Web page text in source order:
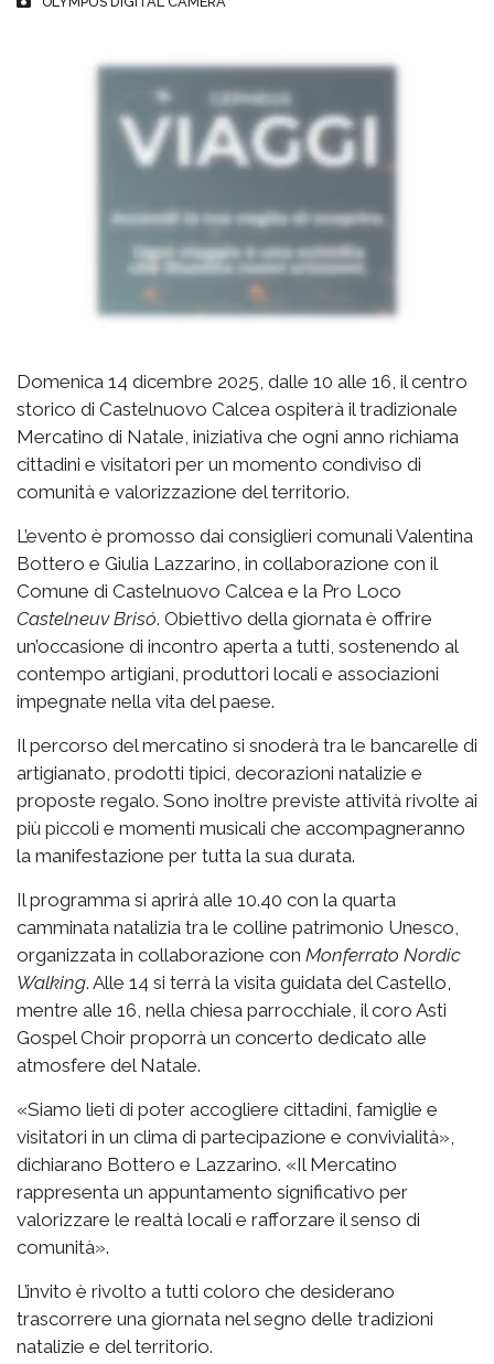
Domenica 14 dicembre 2025, dalle 10 alle 16, il centro
storico di Castelnuovo Calcea ospiterà il tradizionale
Mercatino di Natale, iniziativa che ogni anno richiama
cittadini e visitatori per un momento condiviso di
comunità e valorizzazione del territorio.
L’evento è promosso dai consiglieri comunali Valentina
Bottero e Giulia Lazzarino, in collaborazione con il
Comune di Castelnuovo Calcea e la Pro Loco
Castelneuv Brisó. Obiettivo della giornata è offrire
un’occasione di incontro aperta a tutti, sostenendo al
contempo artigiani, produttori locali e associazioni
impegnate nella vita del paese.
Il percorso del mercatino si snoderà tra le bancarelle di
artigianato, prodotti tipici, decorazioni natalizie e
proposte regalo. Sono inoltre previste attività rivolte ai
più piccoli e momenti musicali che accompagneranno
la manifestazione per tutta la sua durata.
Il programma si aprirà alle 10.40 con la quarta
camminata natalizia tra le colline patrimonio Unesco,
organizzata in collaborazione con Monferrato Nordic
Walking. Alle 14 si terrà la visita guidata del Castello,
mentre alle 16, nella chiesa parrocchiale, il coro Asti
Gospel Choir proporrà un concerto dedicato alle
atmosfere del Natale.
«Siamo lieti di poter accogliere cittadini, famiglie e
visitatori in un clima di partecipazione e convivialità»,
dichiarano Bottero e Lazzarino. «Il Mercatino
rappresenta un appuntamento significativo per
valorizzare le realtà locali e rafforzare il senso di
comunità».
L’invito è rivolto a tutti coloro che desiderano
trascorrere una giornata nel segno delle tradizioni
natalizie e del territorio.